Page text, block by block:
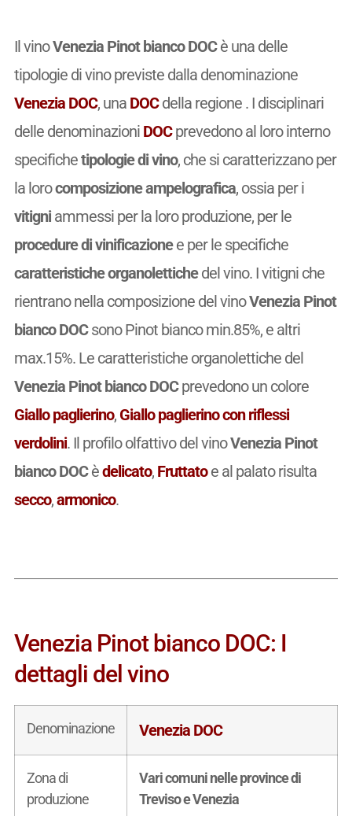
Il vinoVenezia Pinot bianco DOCè una delle
tipologie di vino previste dalla denominazione
Venezia DOC, una DOCdella regione . I disciplinari
delle denominazioni DOCprevedono al loro interno
specifichetipologie di vino, che si caratterizzano per
la lorocomposizione ampelografica, ossia per i
vitigniammessi per la loro produzione, per le
procedure di vinificazionee per le specifiche
caratteristiche organolettichedel vino. I vitigni che
rientrano nella composizione del vinoVenezia Pinot
bianco DOCsono Pinot bianco min.85%, e altri
max.15%. Le caratteristiche organolettiche del
Venezia Pinot bianco DOCprevedono un colore
Giallo paglierino, Giallo paglierino con riflessi
verdolini. Il profilo olfattivo del vinoVenezia Pinot
bianco DOCèdelicato, Fruttatoe al palato risulta
secco,armonico.
Venezia Pinot bianco DOC: I
dettagli del vino
Denominazione Venezia DOC
Zona di
produzione
Vari comuni nelle province di
Treviso e Venezia